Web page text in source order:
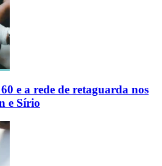
e a rede de retaguarda nos
e Sírio